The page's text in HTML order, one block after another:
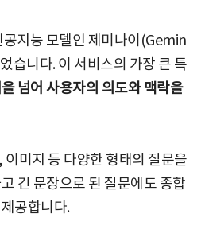
지능 모델인 제미나이(Gemin
습니다. 이 서비스의 가장 큰 특
넘어 사용자의 의도와 맥락을
미지 등 다양한 형태의 질문을
긴 문장으로 된 질문에도 종합
공합니다.